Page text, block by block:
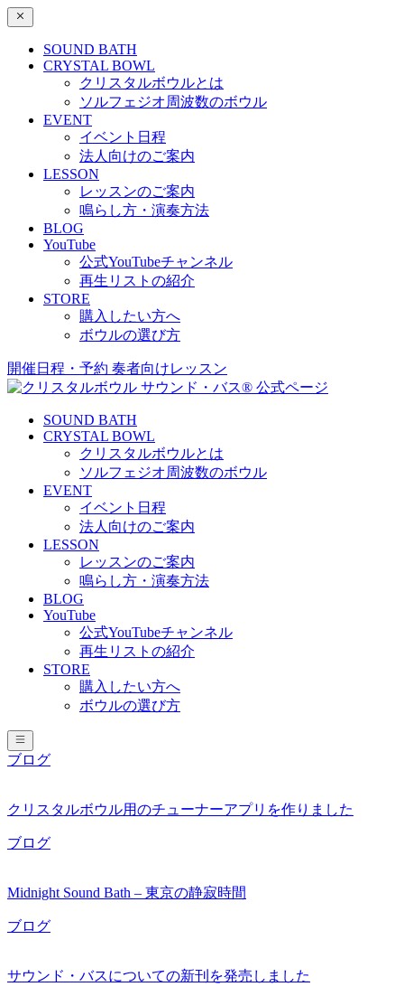
SOUND BATH
CRYSTAL BOWL
クリスタルボウルとは
ソルフェジオ周波数のボウル
EVENT
イベント日程
法人向けのご案内
LESSON
レッスンのご案内
鳴らし方・演奏方法
BLOG
YouTube
公式YouTubeチャンネル
再生リストの紹介
STORE
購入したい方へ
ボウルの選び方
開催日程・予約 奏者向けレッスン
SOUND BATH
CRYSTAL BOWL
クリスタルボウルとは
ソルフェジオ周波数のボウル
EVENT
イベント日程
法人向けのご案内
LESSON
レッスンのご案内
鳴らし方・演奏方法
BLOG
YouTube
公式YouTubeチャンネル
再生リストの紹介
STORE
購入したい方へ
ボウルの選び方
ブログ
クリスタルボウル用のチューナーアプリを作りました
ブログ
Midnight Sound Bath – 東京の静寂時間
ブログ
サウンド・バスについての新刊を発売しました